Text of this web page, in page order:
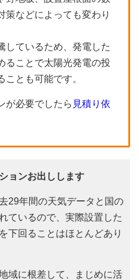
策などによっても変わり
しているため、発電した
ることで太陽光発電の投
ことも可能です。
が必要でしたら 見積り依
ョンお出しします
29年間の天気データと国の
ているので、実際設置した
下回ることはほとんどあり
域に根差して、まじめに活